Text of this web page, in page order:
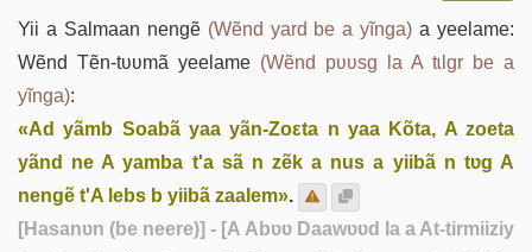
Yii a Salmaan nengẽ (Wẽnd yard be a yĩnga) a yeelame:
Wẽnd Tẽn-tʋʋmã yeelame (Wẽnd pʋʋsg la A tɩlgr be a
yĩnga):
«Ad yãmb Soabã yaa yãn-Zoεta n yaa Kõta, A zoeta
yãnd ne A yamba t'a sã n zẽk a nus a yiibã n tʋg A
nengẽ t'A lebs b yiibã zaalem».
[Hasanʋn (be neere)] - [A Abʋʋ Daawʋʋd la a At-tirmiiziy